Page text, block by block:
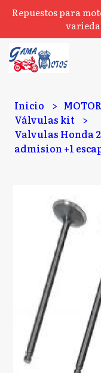
Repuestos para
Inicio
Válvulas kit
Valvulas Honda
admision +1